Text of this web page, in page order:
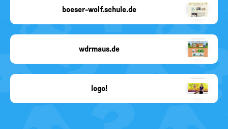
fehlt
boeser-wolf.schule.de
fehlt
wdrmaus.de
logo!